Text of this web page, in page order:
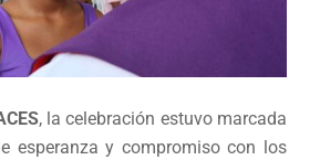
, la celebración estuvo marcada
esperanza y compromiso con los